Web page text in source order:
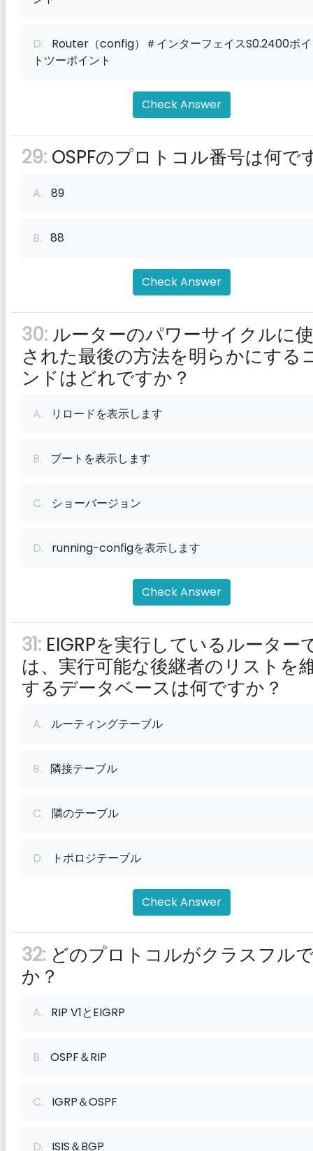
D. Router（config）＃インターフェイスS0.2400ポ
トツーポイント
Check Answer
29: OSPFのプロトコル番号は何で
A. 89
B. 88
Check Answer
30: ルーターのパワーサイクルに
された最後の方法を明らかにする
ンドはどれですか？
A. リロードを表示します
B. ブートを表示します
C. ショーバージョン
D. running-configを表示します
Check Answer
31: EIGRPを実行しているルーター
は、実行可能な後継者のリストを
するデータベースは何ですか？
A. ルーティングテーブル
B. 隣接テーブル
C. 隣のテーブル
D. トポロジテーブル
Check Answer
32: どのプロトコルがクラスフル
か？
A. RIP V1とEIGRP
B. OSPF＆RIP
C. IGRP＆OSPF
D. ISIS＆BGP